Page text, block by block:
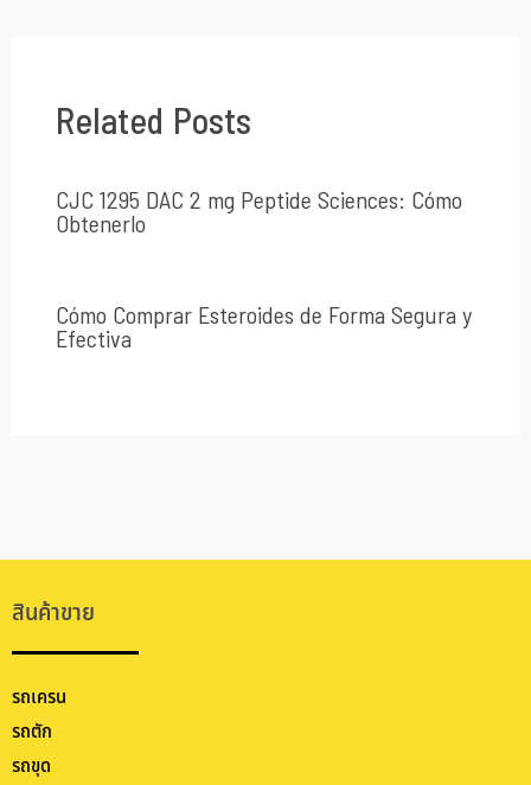
Related Posts
CJC 1295 DAC 2 mg Peptide Sciences: Cómo
Obtenerlo
Cómo Comprar Esteroides de Forma Segura y
Efectiva
สินค้าขาย
รถเครน
รถตัก
รถขุด